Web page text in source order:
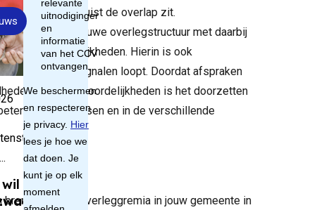
en waar juist de overlap zit.
op van een nieuwe overlegstructuur met daarbij
verantwoordelijkheden. Hierin is ook
van signalen loopt. Doordat afspraken
en verantwoordelijkheden is het doorzetten
geborgd tussen en in de verschillende
brengen wij de overleggremia in jouw gemeente in
jonge